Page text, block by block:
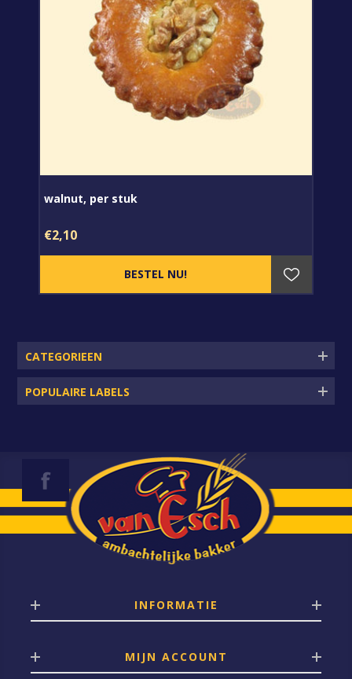
walnut, per stuk
€2,10
CATEGORIEEN
POPULAIRE LABELS
INFORMATIE
MIJN ACCOUNT